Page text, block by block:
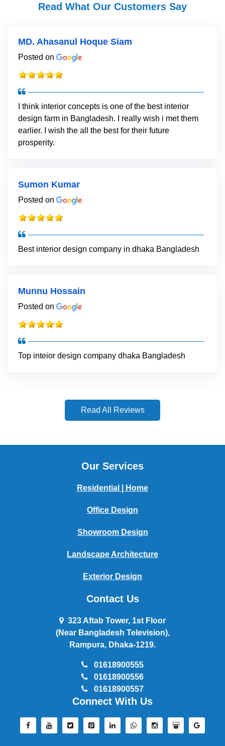
Read What Our Customers Say
MD. Ahasanul Hoque Siam
Posted on
I think interior concepts is one of the best interior
design farm in Bangladesh. I really wish i met them
earlier. I wish the all the best for their future
prosperity.
Sumon Kumar
Posted on
Best interior design company in dhaka Bangladesh
Munnu Hossain
Posted on
Top inteior design company dhaka Bangladesh
Read All Reviews
Our Services
Residential | Home
Office Design
Showroom Design
Landscape Architecture
Exterior Design
Contact Us
323 Aftab Tower, 1st Floor
(Near Bangladesh Television),
Rampura, Dhaka-1219.
01618900555
01618900556
01618900557
Connect With Us